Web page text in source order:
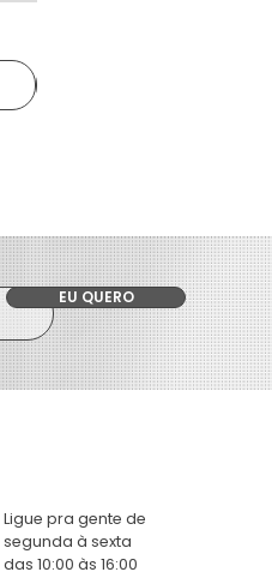
EU QUERO
Ligue pra gente de
segunda à sexta
das 10:00 às 16:00